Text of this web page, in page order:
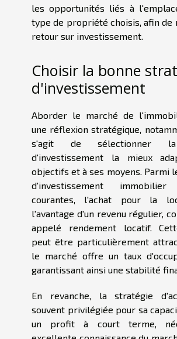
les opportunités liés à
type de propriété choisis, afin de
retour sur investissement.
Choisir la bonne
d'investissement
Aborder le marché de
une réflexion stratégique,
s'agit de sélectionner la
d'investissement la mieux
objectifs et à ses moyens. Parmi
d'investissement
courantes, l'achat pour la
l'avantage d'un revenu régulier,
appelé rendement locatif.
peut être particulièrement
le marché offre un taux
garantissant ainsi une stabilité
En revanche, la stratégie
souvent privilégiée pour sa
un profit à court terme,